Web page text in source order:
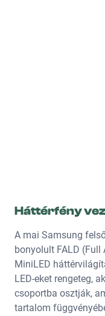
Háttérfény
A mai Samsung
bonyolult FALD
MiniLED
LED-eket rengeteg,
csoportba osztják,
tartalom